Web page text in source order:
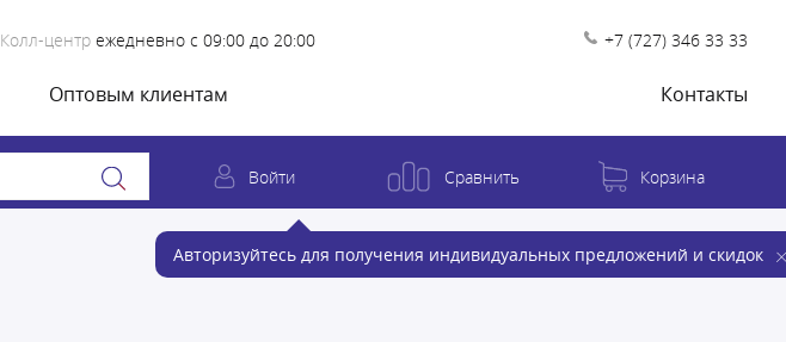
Колл-центр ежедневно с 09:00 до 20:00 +7 (727) 346 33 33
Оптовым клиентам Контакты
Войти
Авторизуйтесь для получения индивидуальных предложений и скидок
Сравнить Корзина